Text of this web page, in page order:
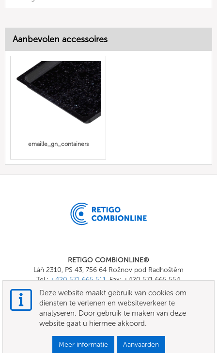
Aanbevolen accessoires
emaille_gn_containers
RETIGO COMBIONLINE®
Láň 2310, PS 43, 756 64 Rožnov pod Radhoštěm
Tel.:+420 571 665 511, Fax: +420 571 665 554
E-mail:
info@combionline.com
OnlineMenu
VOORWAARDEN
Deze website maakt gebruik van cookies om
diensten te verlenen en websiteverkeer te
analyseren. Door gebruik te maken van deze
website gaat u hiermee akkoord.
Meer informatie Aanvaarden